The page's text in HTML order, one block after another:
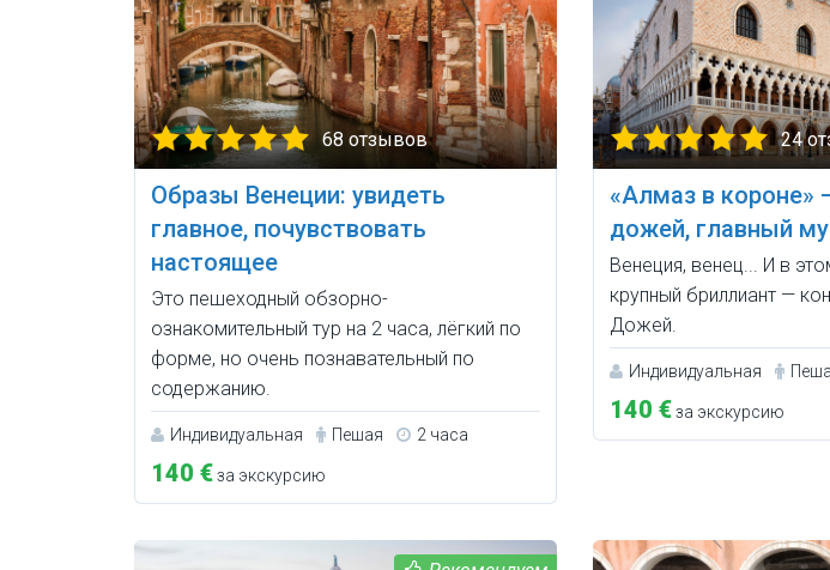
68 отзывов
Образы Венеции: увидеть
главное, почувствовать
настоящее
Это пешеходный обзорно-
ознакомительный тур на 2 часа, лёгкий по
форме, но очень познавательный по
содержанию.
Индивидуальная Пешая 2 часа
140 €за экскурсию
24
«Алмаз в короне»
дожей, главный
Венеция, венец... И в
крупный бриллиант —
Дожей.
Индивидуальная
140 €за экскурсию